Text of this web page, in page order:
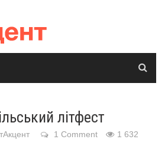
літфест
1 Comment 1 632